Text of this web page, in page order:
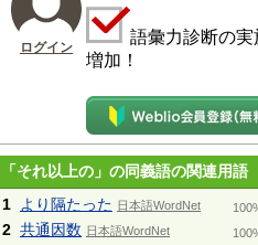
ログイン
語彙力診断の実
増加！
「それ以上の」の同義語の関連用語
1
より隔たった 日本語WordNet
2 共通因数 日本語WordNet